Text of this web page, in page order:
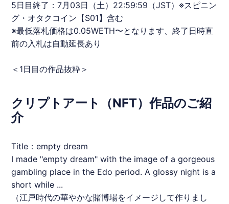
5日目終了：7月03日（土）22:59:59（JST）※スピニン
グ・ オタクコイン 【S01】含む
※最低落札価格は0.05WETH〜となります、終了日時直
前の入札は自動延長あり
＜1日目の作品抜粋＞
クリプトアート（NFT）作品のご紹
介
Title：empty dream
I made "empty dream" with the image of a gorgeous
gambling place in the Edo period. A glossy night is a
short while ...
（江戸時代の華やかな賭博場をイメージして作りまし